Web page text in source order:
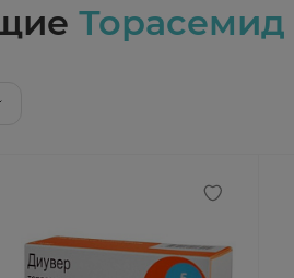
Торасемид